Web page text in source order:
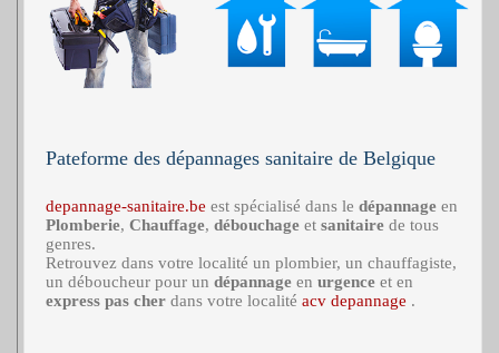
Pateforme des dépannages sanitaire de Belgique
depannage-sanitaire.be est spécialisé dans le dépannage en
Plomberie, Chauffage, débouchage et sanitaire de tous
genres.
Retrouvez dans votre localité un plombier, un chauffagiste,
un déboucheur pour un dépannage en urgence et en
express pas cher dans votre localité acv depannage .